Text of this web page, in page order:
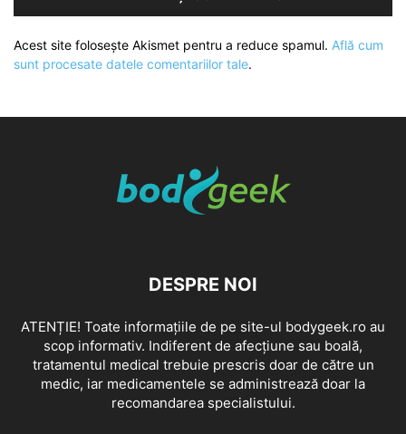
Acest site folosește Akismet pentru a reduce spamul. Află cum
sunt procesate datele comentariilor tale.
DESPRE NOI
ATENȚIE! Toate informațiile de pe site-ul bodygeek.ro au
scop informativ. Indiferent de afecțiune sau boală,
tratamentul medical trebuie prescris doar de către un
medic, iar medicamentele se administrează doar la
recomandarea specialistului.